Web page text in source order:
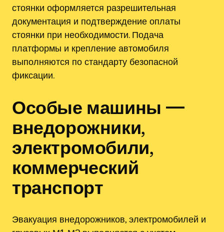
стоянки оформляется разрешительная
документация и подтверждение оплаты
стоянки при необходимости. Подача
платформы и крепление автомобиля
выполняются по стандарту безопасной
фиксации.
Особые машины —
внедорожники,
электромобили,
коммерческий
транспорт
Эвакуация внедорожников, электромобилей и